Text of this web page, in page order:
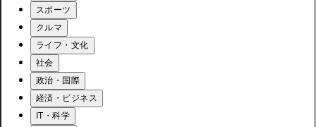
スポーツ
クルマ
ライフ・文化
社会
政治・国際
経済・ビジネス
IT・科学